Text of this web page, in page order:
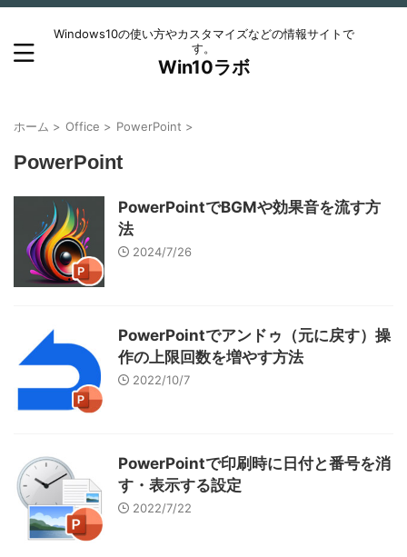
Windows10の使い方やカスタマイズなどの情報サイトで
す。
Win10ラボ
ホーム > Office > PowerPoint >
PowerPoint
PowerPointでBGMや効果音を流す方
法
2024/7/26
PowerPointでアンドゥ（元に戻す）操
作の上限回数を増やす方法
2022/10/7
PowerPointで印刷時に日付と番号を消
す・表示する設定
2022/7/22